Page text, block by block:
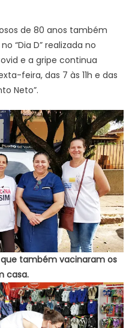
de 80 anos também
“Dia D” realizada no
e a gripe continua
feira, das 7 às 11h e das
Neto”.
também vacinaram os
casa.